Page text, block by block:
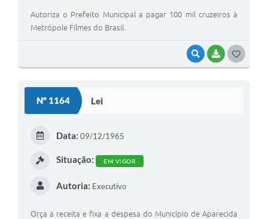
VISUALIZAR
BAIXAR
Autoriza o Prefeito Municipal a pagar 100 mil cruzeiros à
Metrópole Filmes do Brasil.
Nº 1164 Lei
Data: 09/12/1965
Situação: EM VIGOR
Autoria: Executivo
Orça a receita e fixa a despesa do Município de Aparecida